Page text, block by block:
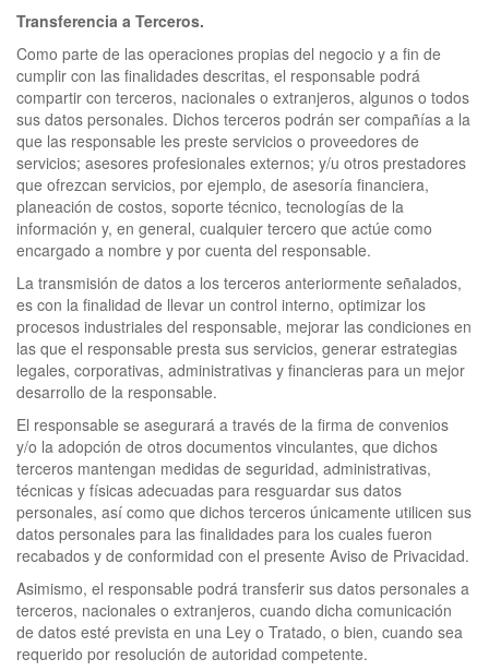
Transferencia a Terceros.
Como parte de las operaciones propias del negocio y a fin de
cumplir con las finalidades descritas, el responsable podrá
compartir con terceros, nacionales o extranjeros, algunos o todos
sus datos personales. Dichos terceros podrán ser compañías a la
que las responsable les preste servicios o proveedores de
servicios; asesores profesionales externos; y/u otros prestadores
que ofrezcan servicios, por ejemplo, de asesoría financiera,
planeación de costos, soporte técnico, tecnologías de la
información y, en general, cualquier tercero que actúe como
encargado a nombre y por cuenta del responsable.
La transmisión de datos a los terceros anteriormente señalados,
es con la finalidad de llevar un control interno, optimizar los
procesos industriales del responsable, mejorar las condiciones en
las que el responsable presta sus servicios, generar estrategias
legales, corporativas, administrativas y financieras para un mejor
desarrollo de la responsable.
El responsable se asegurará a través de la firma de convenios
y/o la adopción de otros documentos vinculantes, que dichos
terceros mantengan medidas de seguridad, administrativas,
técnicas y físicas adecuadas para resguardar sus datos
personales, así como que dichos terceros únicamente utilicen sus
datos personales para las finalidades para los cuales fueron
recabados y de conformidad con el presente Aviso de Privacidad.
Asimismo, el responsable podrá transferir sus datos personales a
terceros, nacionales o extranjeros, cuando dicha comunicación
de datos esté prevista en una Ley o Tratado, o bien, cuando sea
requerido por resolución de autoridad competente.